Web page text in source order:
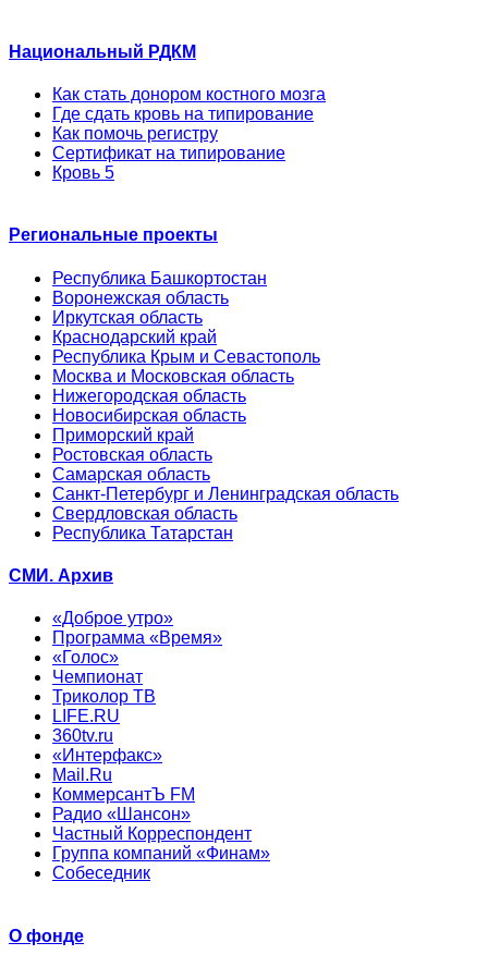
Национальный РДКМ
Как стать донором костного мозга
Где сдать кровь на типирование
Как помочь регистру
Сертификат на типирование
Кровь 5
Региональные проекты
Республика Башкортостан
Воронежская область
Иркутская область
Краснодарский край
Республика Крым и Севастополь
Москва и Московская область
Нижегородская область
Новосибирская область
Приморский край
Ростовская область
Самарская область
Санкт-Петербург и Ленинградская область
Свердловская область
Республика Татарстан
СМИ. Архив
«Доброе утро»
Программа «Время»
«Голос»
Чемпионат
Триколор ТВ
LIFE.RU
360tv.ru
«Интерфакс»
Mail.Ru
КоммерсантЪ FM
Радио «Шансон»
Частный Корреспондент
Группа компаний «Финам»
Собеседник
О фонде